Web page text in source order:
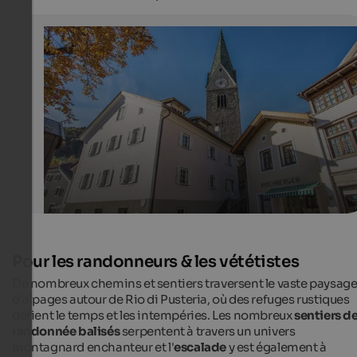
Mühlbach
The picturesque centre of Mühlbach offers cultural
as well as shops, restaurants and bars.
Internet Consulting - Benedikt Trojer
Pour les randonneurs & les vététistes
De nombreux chemins et sentiers traversent le vaste paysage
d'alpages autour de Rio di Pusteria, où des refuges rustiques
défient le temps et les intempéries. Les nombreuxsentiers
randonnée balisésserpentent à travers un univers
montagnard enchanteur et l'escaladey est également à